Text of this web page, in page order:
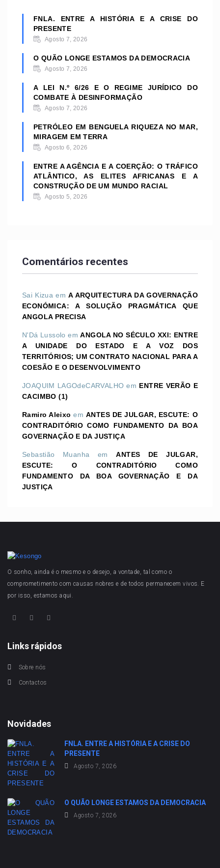
FNLA. ENTRE A HISTÓRIA E A CRISE DO
PRESENTE
Agosto 7, 2026
O QUÃO LONGE ESTAMOS DA DEMOCRACIA
Agosto 7, 2026
A LEI N.º 6/26 E O REGIME JURÍDICO DO
COMBATE À DESINFORMAÇÃO
Agosto 7, 2026
PETRÓLEO EM BENGUELA RIQUEZA NO MAR,
MIRAGEM EM TERRA
Agosto 6, 2026
ENTRE A AGÊNCIA E A COERÇÃO: O TRÁFICO
ATLÂNTICO, AS ELITES AFRICANAS E A
CONSTRUÇÃO DE UM MUNDO RACIAL
Agosto 5, 2026
Comentários recentes
Sai Kizua emA ARQUITECTURA DA GOVERNAÇÃO
ECONÓMICA: A SOLUÇÃO PRAGMÁTICA QUE
ANGOLA PRECISA
N'Dá Lussolo emANGOLA NO SÉCULO XXI: ENTRE
A UNIDADE DO ESTADO E A VOZ DOS
TERRITÓRIOS; UM CONTRATO NACIONAL PARA A
COESÃO E O DESENVOLVIMENTO
JOAQUIM LAGOdeCARVALHO em ENTRE VERÃO E
CACIMBO (1)
Ramiro Aleixo emANTES DE JULGAR, ESCUTE: O
CONTRADITÓRIO COMO FUNDAMENTO DA BOA
GOVERNAÇÃO E DA JUSTIÇA
Sebastião Muanha emANTES DE JULGAR,
ESCUTE: O CONTRADITÓRIO COMO
FUNDAMENTO DA BOA GOVERNAÇÃO E DA
JUSTIÇA
O sonho, ainda é o mesmo e o desejo, a vontade, tal como o
comprometimento com causas nobres e de todos permanecem vivos. E
por isso, estamos aqui.
Links rápidos
Sobre nós
Contactos
Novidades
FNLA. ENTRE A HISTÓRIA E A CRISE DO
PRESENTE
Agosto 7, 2026
O QUÃO LONGE ESTAMOS DA DEMOCRACIA
Agosto 7, 2026